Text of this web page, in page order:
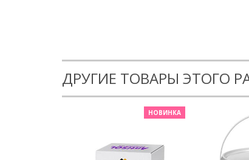
ДРУГИЕ ТОВАРЫ ЭТОГО
НОВИНКА